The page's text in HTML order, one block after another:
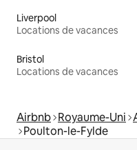
Liverpool
Locations de vacances
Bristol
Locations de vacances
Airbnb Royaume-Uni
Poulton-le-Fylde